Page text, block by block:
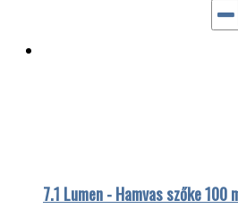
7.1 Lumen - Hamvas szőke 100